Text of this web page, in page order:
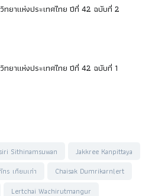
ทยาแห่งประเทศไทย ปีที่ 42 ฉบับที่ 2
ทยาแห่งประเทศไทย ปีที่ 42 ฉบับที่ 1
Sithinamsuwan
Jakkree Kanpittaya
ร เทียมเก่า
Chaisak Dumrikarnlert
Lertchai Wachirutmangur